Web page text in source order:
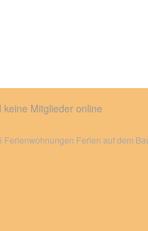
Mitglieder online
Ferienwohnungen Ferien auf dem